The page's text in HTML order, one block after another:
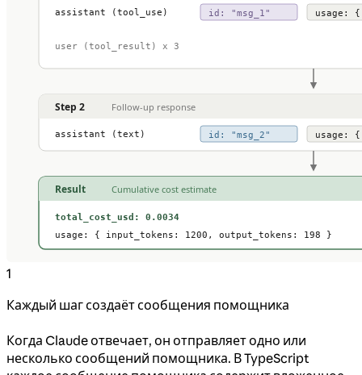
1
Каждый шаг создаёт сообщения помощника
Когда Claude отвечает, он отправляет одно или
несколько сообщений помощника. В TypeScript